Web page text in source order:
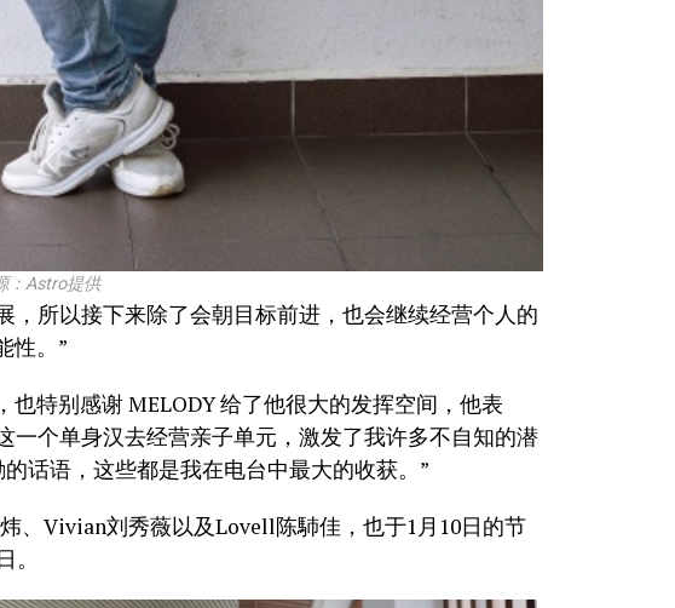
：Astro提供
，所以接下来除了会朝目标前进，也会继续经营个人的
性。”
也特别感谢 MELODY 给了他很大的发挥空间，他表
一个单身汉去经营亲子单元，激发了我许多不自知的潜
话语，这些都是我在电台中最大的收获。”
、Vivian刘秀薇以及Lovell陈馷佳，也于1月10日的节